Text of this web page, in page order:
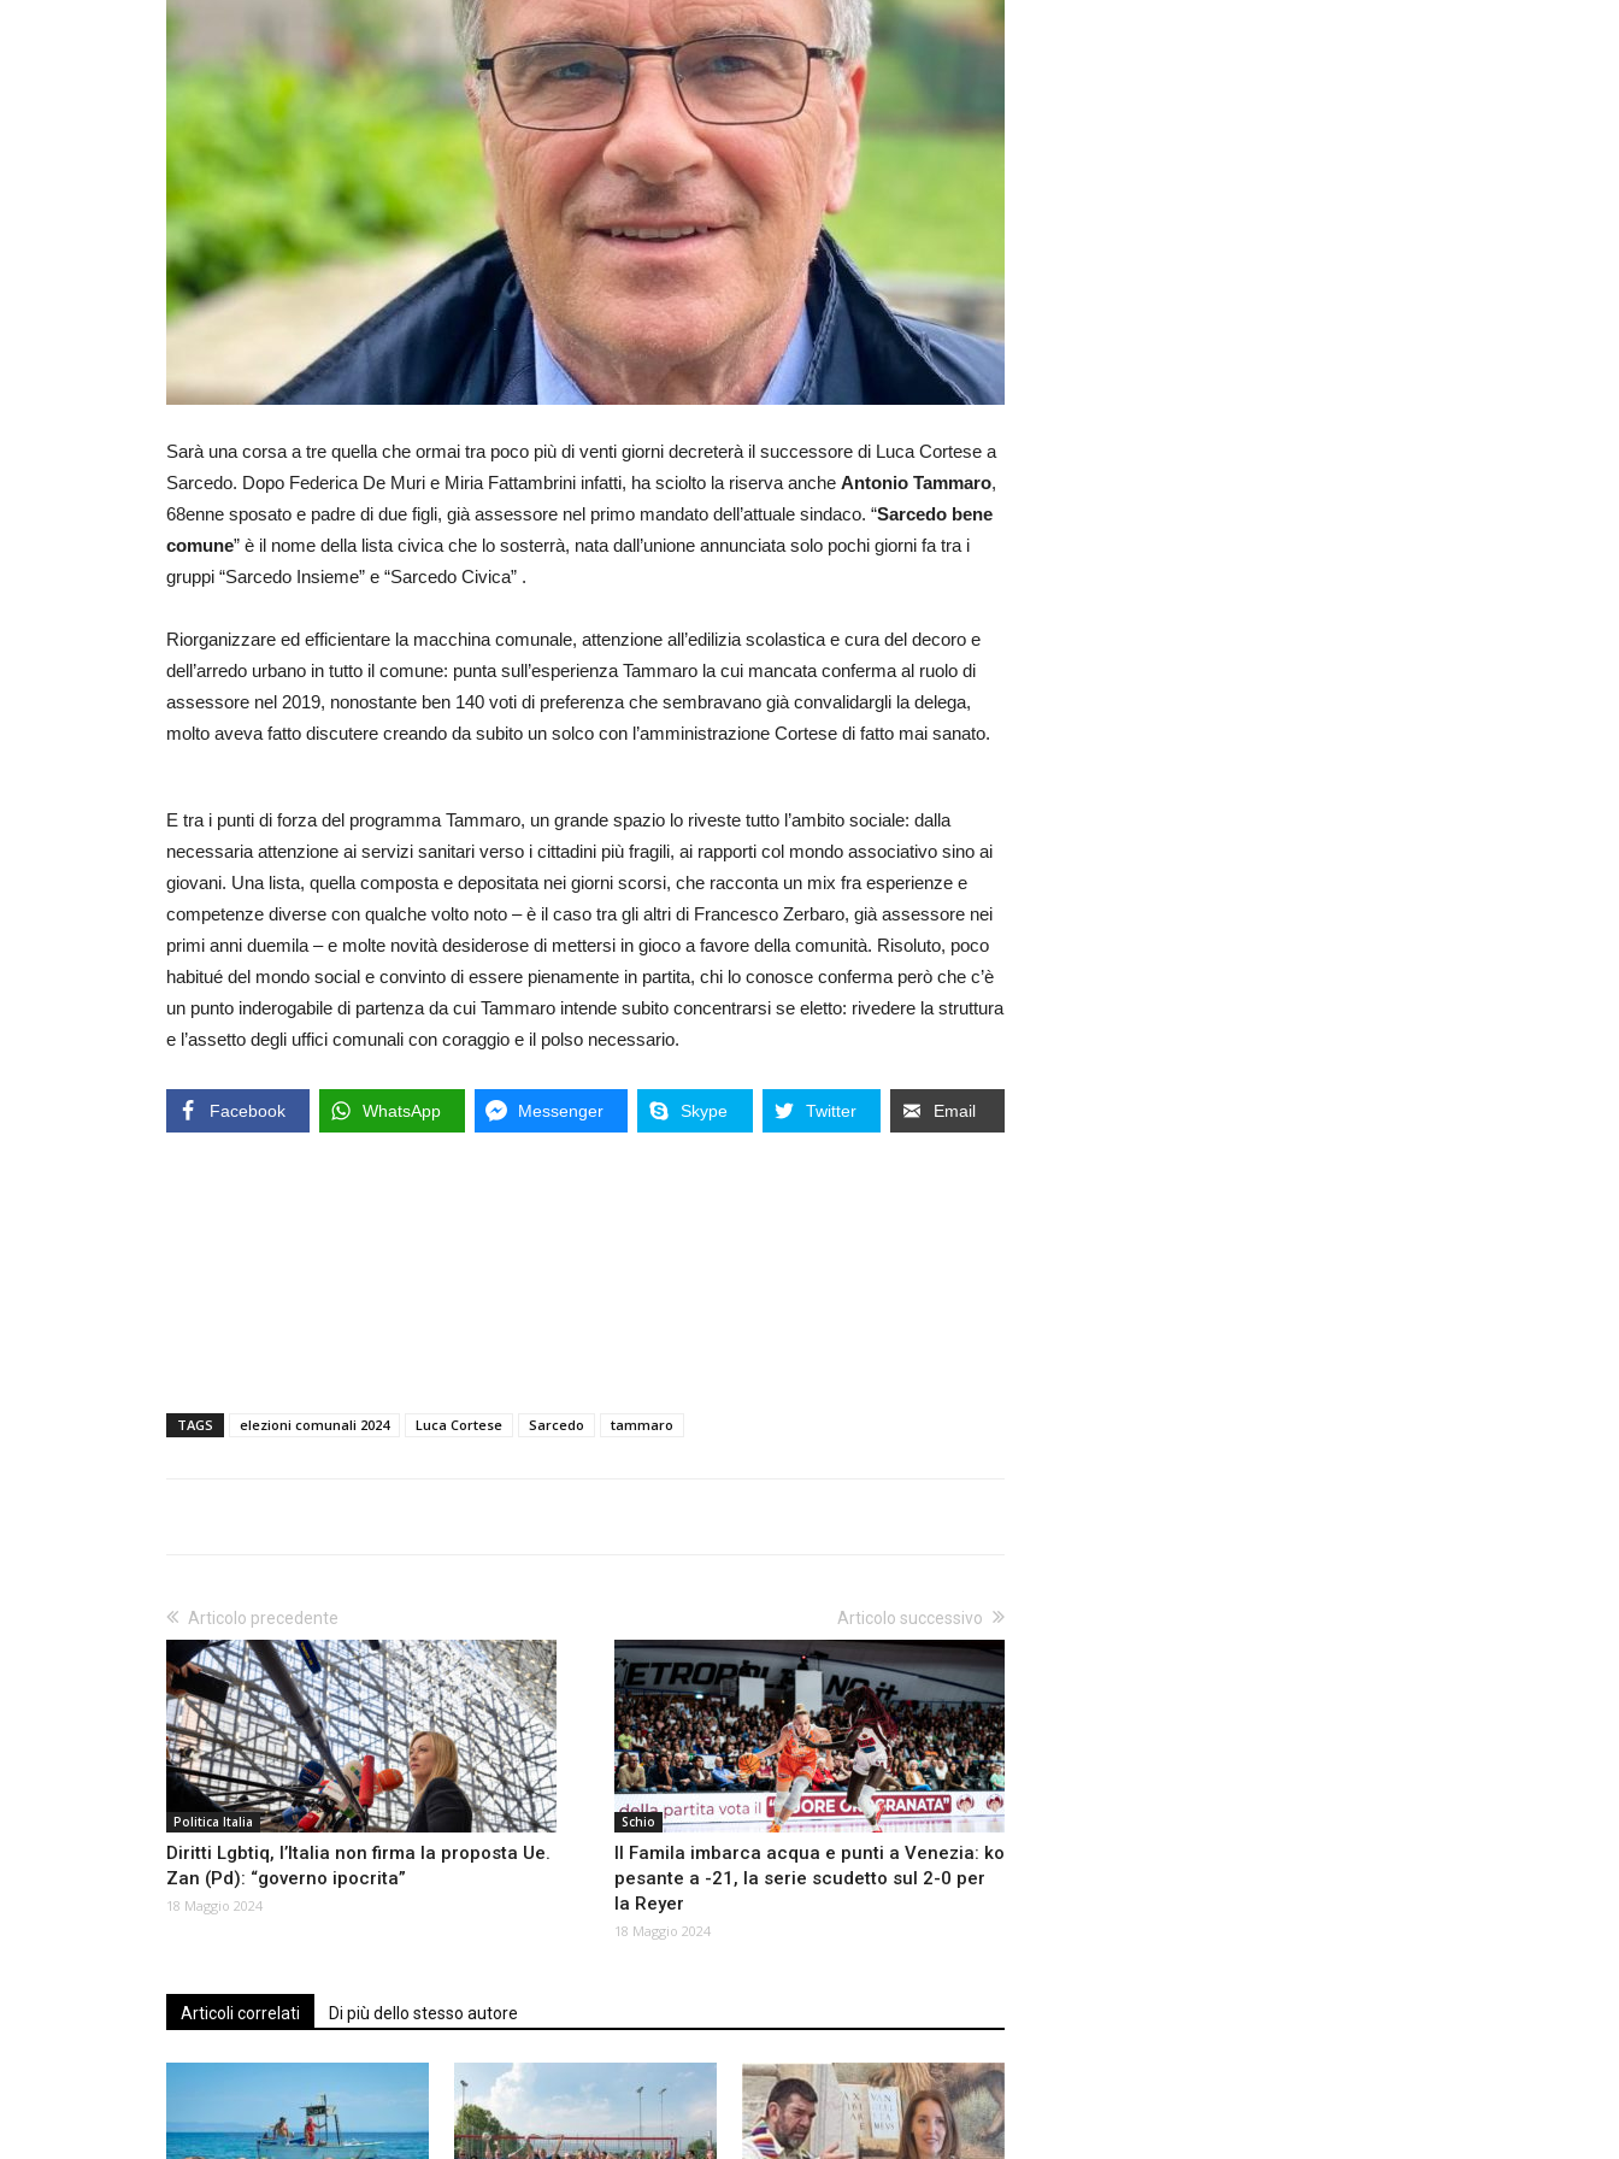
Sarà una corsa a tre quella che ormai tra poco più di venti giorni decreterà il successore di Luca Cortese a
Sarcedo. Dopo Federica De Muri e Miria Fattambrini infatti, ha sciolto la riserva anche Antonio Tammaro,
68enne sposato e padre di due figli, già assessore nel primo mandato dell’attuale sindaco. “Sarcedo bene
comune” è il nome della lista civica che lo sosterrà, nata dall’unione annunciata solo pochi giorni fa tra i
gruppi “Sarcedo Insieme” e “Sarcedo Civica” .
Riorganizzare ed efficientare la macchina comunale, attenzione all’edilizia scolastica e cura del decoro e
dell’arredo urbano in tutto il comune: punta sull’esperienza Tammaro la cui mancata conferma al ruolo di
assessore nel 2019, nonostante ben 140 voti di preferenza che sembravano già convalidargli la delega,
molto aveva fatto discutere creando da subito un solco con l’amministrazione Cortese di fatto mai sanato.
E tra i punti di forza del programma Tammaro, un grande spazio lo riveste tutto l’ambito sociale: dalla
necessaria attenzione ai servizi sanitari verso i cittadini più fragili, ai rapporti col mondo associativo sino ai
giovani. Una lista, quella composta e depositata nei giorni scorsi, che racconta un mix fra esperienze e
competenze diverse con qualche volto noto – è il caso tra gli altri di Francesco Zerbaro, già assessore nei
primi anni duemila – e molte novità desiderose di mettersi in gioco a favore della comunità. Risoluto, poco
habitué del mondo social e convinto di essere pienamente in partita, chi lo conosce conferma però che c’è
un punto inderogabile di partenza da cui Tammaro intende subito concentrarsi se eletto: rivedere la struttura
e l’assetto degli uffici comunali con coraggio e il polso necessario.
Facebook WhatsApp Messenger Skype Twitter Email
TAGS elezioni comunali 2024 Luca Cortese Sarcedo tammaro
Articolo precedente
Politica Italia
Diritti Lgbtiq, l’Italia non firma la proposta Ue.
Zan (Pd): “governo ipocrita”
18 Maggio 2024
Articolo successivo
Schio
Il Famila imbarca acqua e punti a Venezia: ko
pesante a -21, la serie scudetto sul 2-0 per
la Reyer
18 Maggio 2024
Articoli correlati Di più dello stesso autore